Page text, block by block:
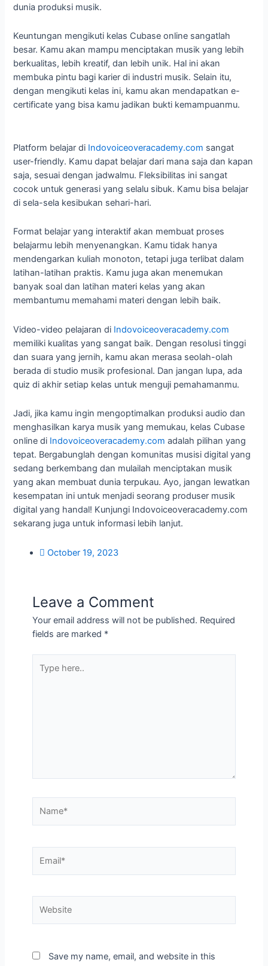
dunia produksi musik.
Keuntungan mengikuti kelas Cubase online sangatlah
besar. Kamu akan mampu menciptakan musik yang lebih
berkualitas, lebih kreatif, dan lebih unik. Hal ini akan
membuka pintu bagi karier di industri musik. Selain itu,
dengan mengikuti kelas ini, kamu akan mendapatkan e-
certificate yang bisa kamu jadikan bukti kemampuanmu.
Platform belajar di Indovoiceoveracademy.com sangat
user-friendly. Kamu dapat belajar dari mana saja dan kapan
saja, sesuai dengan jadwalmu. Fleksibilitas ini sangat
cocok untuk generasi yang selalu sibuk. Kamu bisa belajar
di sela-sela kesibukan sehari-hari.
Format belajar yang interaktif akan membuat proses
belajarmu lebih menyenangkan. Kamu tidak hanya
mendengarkan kuliah monoton, tetapi juga terlibat dalam
latihan-latihan praktis. Kamu juga akan menemukan
banyak soal dan latihan materi kelas yang akan
membantumu memahami materi dengan lebih baik.
Video-video pelajaran di Indovoiceoveracademy.com
memiliki kualitas yang sangat baik. Dengan resolusi tinggi
dan suara yang jernih, kamu akan merasa seolah-olah
berada di studio musik profesional. Dan jangan lupa, ada
quiz di akhir setiap kelas untuk menguji pemahamanmu.
Jadi, jika kamu ingin mengoptimalkan produksi audio dan
menghasilkan karya musik yang memukau, kelas Cubase
online di Indovoiceoveracademy.com adalah pilihan yang
tepat. Bergabunglah dengan komunitas musisi digital yang
sedang berkembang dan mulailah menciptakan musik
yang akan membuat dunia terpukau. Ayo, jangan lewatkan
kesempatan ini untuk menjadi seorang produser musik
digital yang handal! Kunjungi Indovoiceoveracademy.com
sekarang juga untuk informasi lebih lanjut.
October 19, 2023
Leave a Comment
Your email address will not be published. Required
fields are marked *
here..
Save my name, email, and website in this